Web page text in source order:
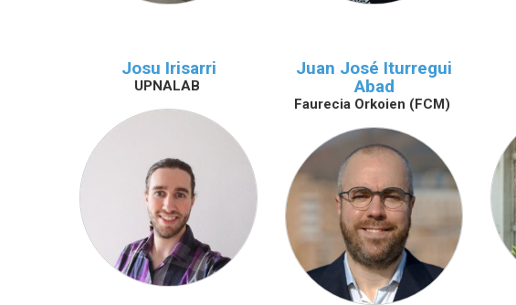
Josu Irisarri
UPNALAB
Juan José Iturregui
Abad
Faurecia Orkoien (FCM)